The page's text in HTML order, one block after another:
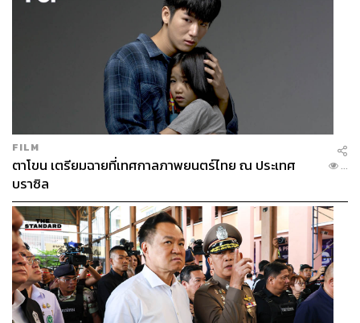
FILM
ตาโขน เตรียมฉายที่เทศกาลภาพยนตร์ไทย ณ ประเทศ
บราซิล
...